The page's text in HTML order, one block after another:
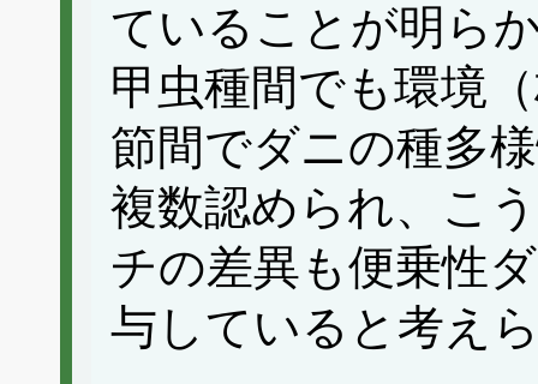
ていることが明ら
甲虫種間でも環境
節間でダニの種多
複数認められ、こ
チの差異も便乗性
与していると考え